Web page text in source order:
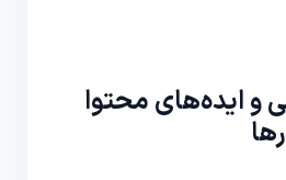
و ایده‌های محتوا